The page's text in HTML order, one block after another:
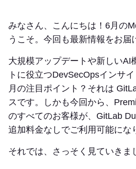
みなさん、こんにちは！6月の
うこそ。今回も最新情報をお届
大規模アップデートや新しいAI
トに役立つDevSecOpsインサ
月の注目ポイント？それは
スです。しかも今回から、
のすべてのお客様が、GitLab
追加料金なしでご利用可能にな
それでは、さっそく見ていきま